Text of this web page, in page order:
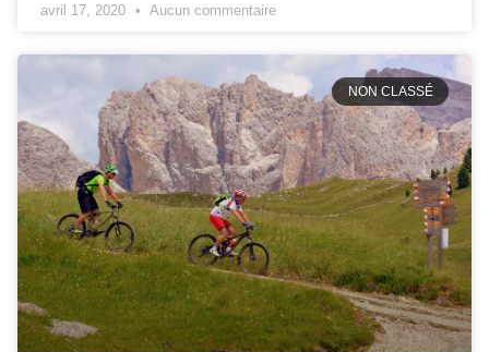
avril 17, 2020 Aucun commentaire
NON CLASSÉ